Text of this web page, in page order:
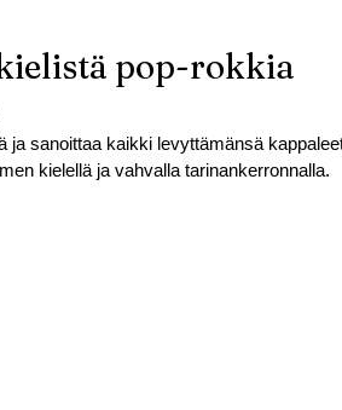
pop-rokkia
ja sanoittaa kaikki levyttämänsä
kielellä ja vahvalla tarinankerronnalla.